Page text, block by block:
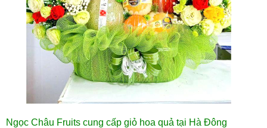
Ngọc Châu Fruits cung cấp giỏ hoa quả tại Hà Đông